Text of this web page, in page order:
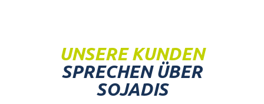
UNSERE KUNDEN
SPRECHEN ÜBER
SOJADIS